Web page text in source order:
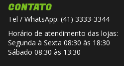
CONTATO
Tel / WhatsApp: (41) 3333-3344
Horário de atendimento das lojas:
Segunda à Sexta 08:30 às 18:30
Sábado 08:30 às 13:30